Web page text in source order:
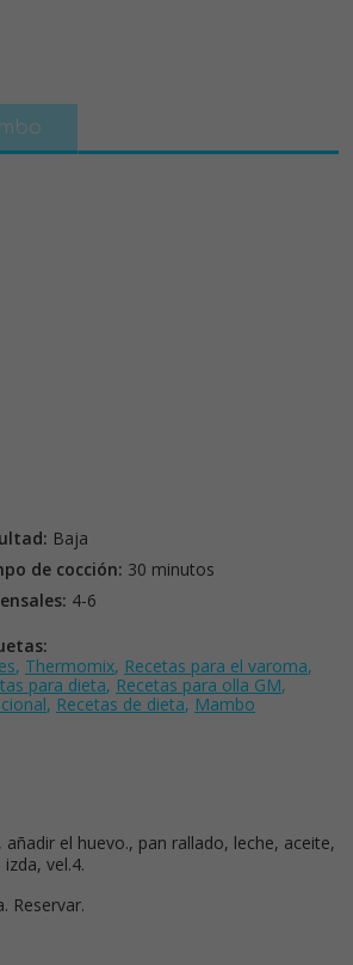
Baja
de cocción: 30 minutos
4-6
, Thermomix, Recetas para el varoma,
para dieta, Recetas para olla GM,
, Recetas de dieta, Mambo
el huevo., pan rallado, leche, aceite,
vel.4.
Reservar.